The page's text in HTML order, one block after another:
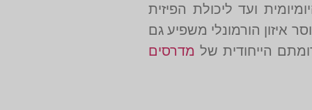
ועד ליכולת הפיזית
איזון הורמונלי משפיע גם
הייחודית של מדרסים